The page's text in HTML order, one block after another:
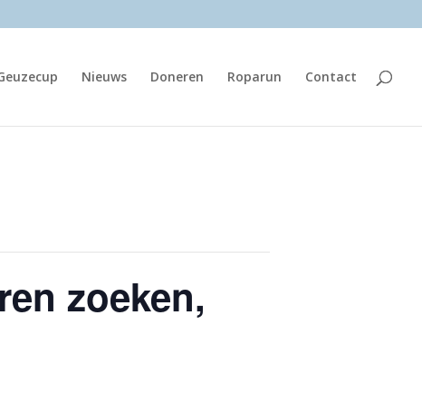
Nieuws Doneren Roparun Contact
zoeken,